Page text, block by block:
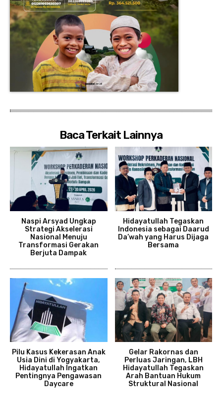
Baca Terkait Lainnya
Naspi Arsyad Ungkap
Strategi Akselerasi
Nasional Menuju
Transformasi Gerakan
Berjuta Dampak
Hidayatullah Tegaskan
Indonesia sebagai Daarud
Da’wah yang Harus Dijaga
Bersama
Pilu Kasus Kekerasan Anak
Usia Dini di Yogyakarta,
Hidayatullah Ingatkan
Pentingnya Pengawasan
Daycare
Gelar Rakornas dan
Perluas Jaringan, LBH
Hidayatullah Tegaskan
Arah Bantuan Hukum
Struktural Nasional